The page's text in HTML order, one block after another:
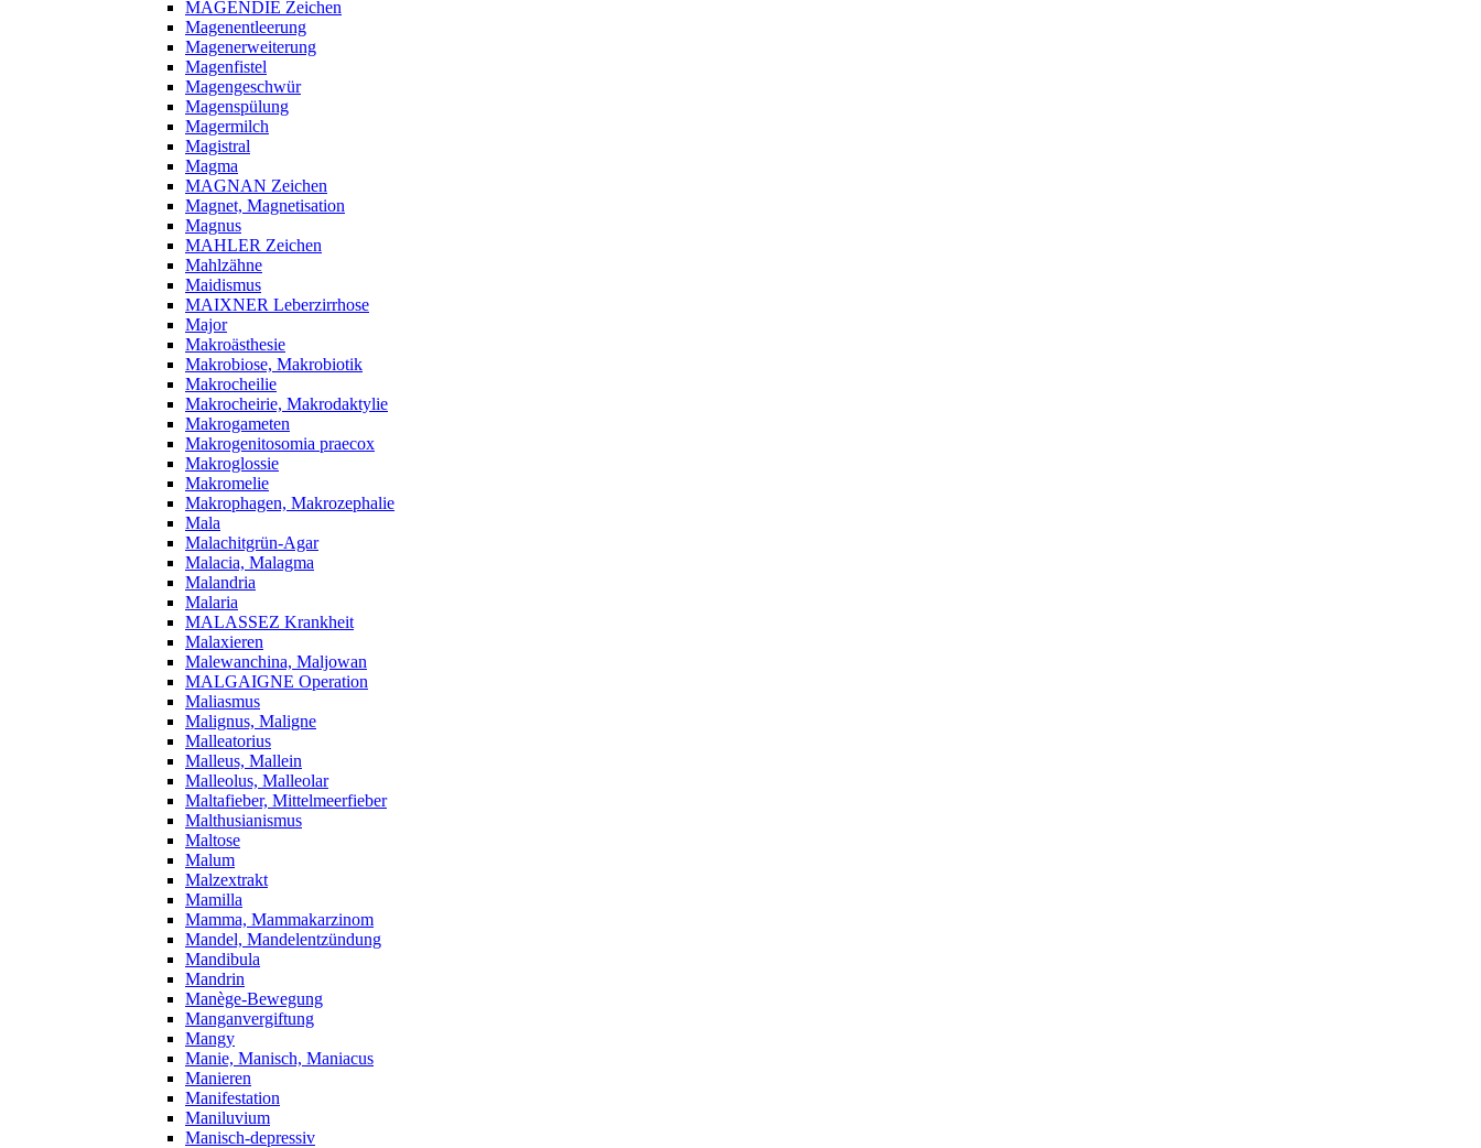
MAGENDIE Zeichen
Magenentleerung
Magenerweiterung
Magenfistel
Magengeschwür
Magenspülung
Magermilch
Magistral
Magma
MAGNAN Zeichen
Magnet, Magnetisation
Magnus
MAHLER Zeichen
Mahlzähne
Maidismus
MAIXNER Leberzirrhose
Major
Makroästhesie
Makrobiose, Makrobiotik
Makrocheilie
Makrocheirie, Makrodaktylie
Makrogameten
Makrogenitosomia praecox
Makroglossie
Makromelie
Makrophagen, Makrozephalie
Mala
Malachitgrün-Agar
Malacia, Malagma
Malandria
Malaria
MALASSEZ Krankheit
Malaxieren
Malewanchina, Maljowan
MALGAIGNE Operation
Maliasmus
Malignus, Maligne
Malleatorius
Malleus, Mallein
Malleolus, Malleolar
Maltafieber, Mittelmeerfieber
Malthusianismus
Maltose
Malum
Malzextrakt
Mamilla
Mamma, Mammakarzinom
Mandel, Mandelentzündung
Mandibula
Mandrin
Manège-Bewegung
Manganvergiftung
Mangy
Manie, Manisch, Maniacus
Manieren
Manifestation
Maniluvium
Manisch-depressiv